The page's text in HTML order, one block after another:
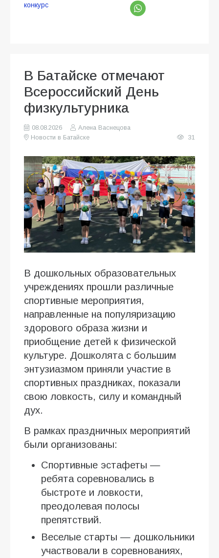
конкурс
В Батайске отмечают
Всероссийский День
физкультурника
08.08.2026
Алена Васнецова
Новости в Батайске
31
В дошкольных образовательных
учреждениях прошли различные
спортивные мероприятия,
направленные на популяризацию
здорового образа жизни и
приобщение детей к физической
культуре. Дошколята с большим
энтузиазмом приняли участие в
спортивных праздниках, показали
свою ловкость, силу и командный
дух.
В рамках праздничных мероприятий
были организованы:
Спортивные эстафеты —
ребята соревновались в
быстроте и ловкости,
преодолевая полосы
препятствий.
Веселые старты — дошкольники
участвовали в соревнованиях,